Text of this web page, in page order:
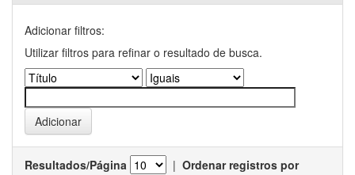
Adicionar filtros:
Utilizar filtros para refinar o resultado de busca.
Resultados/Página | Ordenar registros por